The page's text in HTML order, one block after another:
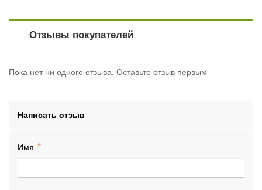
Отзывы покупателей
Пока нет ни одного отзыва. Оставьте отзыв первым
Написать отзыв
Имя